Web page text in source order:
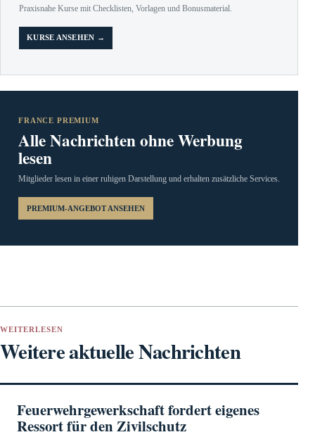
Praxisnahe Kurse mit Checklisten, Vorlagen und Bonusmaterial.
KURSE ANSEHEN →
FRANCE PREMIUM
Alle Nachrichten ohne Werbung
lesen
Mitglieder lesen in einer ruhigen Darstellung und erhalten zusätzliche Services.
PREMIUM-ANGEBOT ANSEHEN
WEITERLESEN
Weitere aktuelle Nachrichten
Feuerwehrgewerkschaft fordert eigenes
Ressort für den Zivilschutz